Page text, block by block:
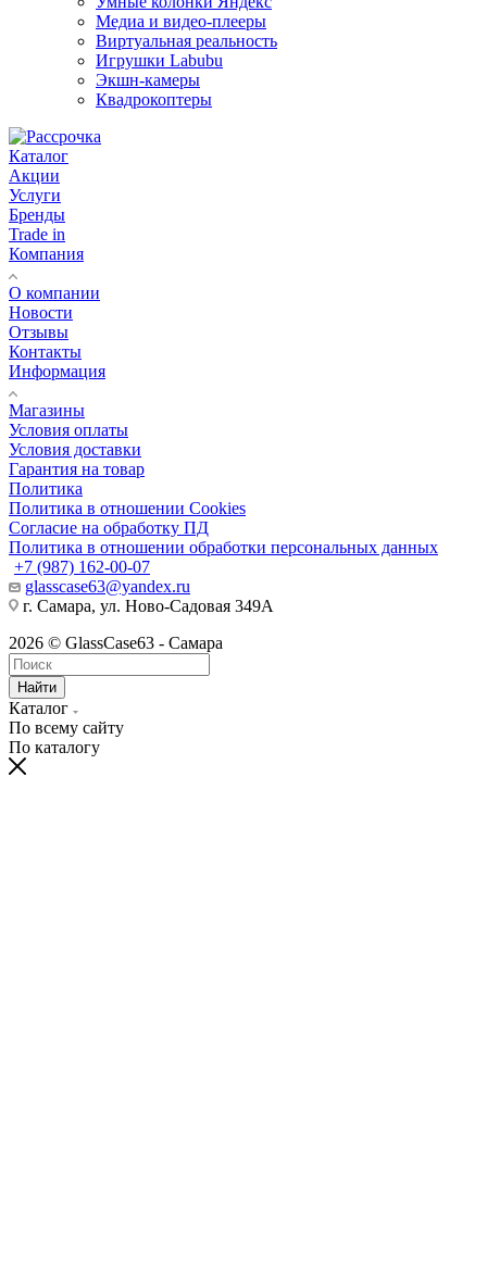
Медиа и видео-плееры
Виртуальная реальность
Игрушки Labubu
Экшн-камеры
Квадрокоптеры
Каталог
Акции
Услуги
Бренды
Trade in
Компания
О компании
Новости
Отзывы
Контакты
Информация
Магазины
Условия оплаты
Условия доставки
Гарантия на товар
Политика
Политика в отношении Cookies
Согласие на обработку ПД
Политика в отношении обработки персональных данных
+7 (987) 162-00-07
glasscase63@yandex.ru
г. Самара, ул. Ново-Садовая 349А
2026 © GlassCase63 - Самара
Найти
Каталог
По всему сайту
По каталогу